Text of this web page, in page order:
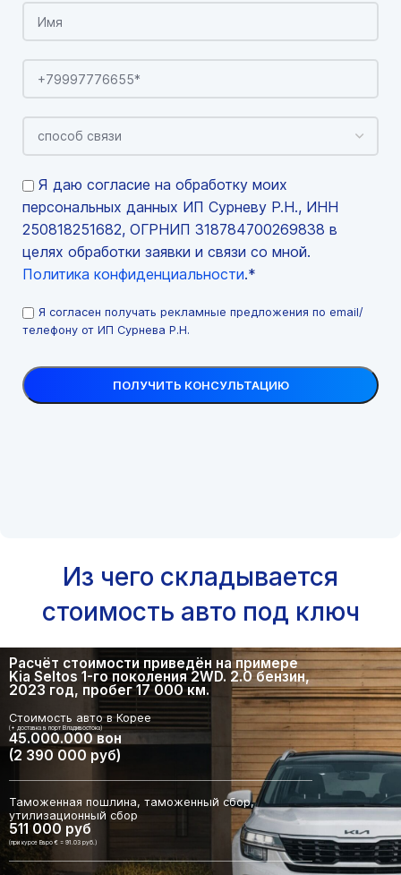
Я даю согласие на обработку моих
персональных данных ИП Сурневу Р.Н., ИНН
250818251682, ОГРНИП 318784700269838 в
целях обработки заявки и связи со мной.
Политика конфиденциальности.*
Я согласен получать рекламные предложения по email/
телефону от ИП Сурнева Р.Н.
Из чего складывается
стоимость авто под ключ
Расчёт стоимости приведён на примере
Kia Seltos 1-го поколения 2WD. 2.0 бензин,
2023 год, пробег 17 000 км.
Стоимость авто в Корее
(+ доставка в порт Владивостока)
45.000.000 вон
(2 390 000 руб)
Таможенная пошлина, таможенный сбор,
утилизационный сбор
511 000 руб
(при курсе Евро € = 91.03 руб.)